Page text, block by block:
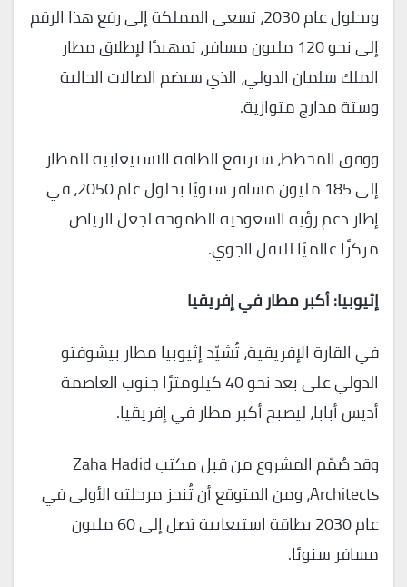
وبحلول عام 2030، تسعى المملكة إلى رفع هذا الرقم
إلى نحو 120 مليون مسافر، تمهيدًا لإطلاق مطار
الملك سلمان الدولي، الذي سيضم الصالات الحالية
وستة مدارج متوازية.
ووفق المخطط، سترتفع الطاقة الاستيعابية للمطار
إلى 185 مليون مسافر سنويًا بحلول عام 2050، في
إطار دعم رؤية السعودية الطموحة لجعل الرياض
مركزًا عالميًا للنقل الجوي.
إثيوبيا: أكبر مطار في إفريقيا
في القارة الإفريقية، تُشيّد إثيوبيا مطار بيشوفتو
الدولي على بعد نحو 40 كيلومترًا جنوب العاصمة
أديس أبابا، ليصبح أكبر مطار في إفريقيا.
وقد صُمّم المشروع من قبل مكتب Zaha Hadid
Architects، ومن المتوقع أن تُنجز مرحلته الأولى في
عام 2030 بطاقة استيعابية تصل إلى 60 مليون
مسافر سنويًا.